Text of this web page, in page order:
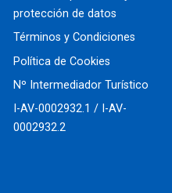
protección de datos
Términos y Condiciones
Política de Cookies
Nº Intermediador Turístico
I-AV-0002932.1 / I-AV-
0002932.2